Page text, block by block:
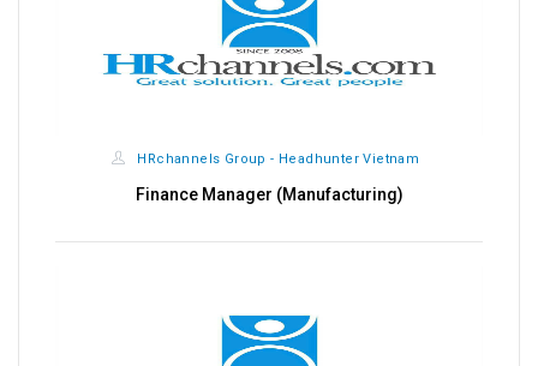
HRchannels Group - Headhunter Vietnam
Finance Manager (Manufacturing)